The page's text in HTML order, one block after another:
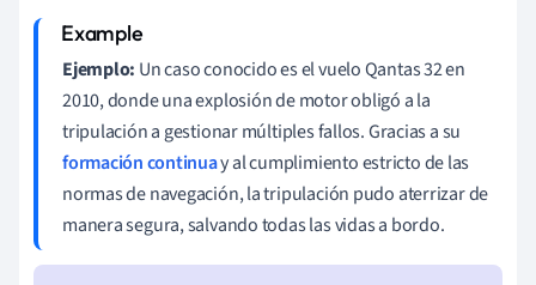
Ejemplo: Un caso conocido es el vuelo Qantas 32 en
2010, donde una explosión de motor obligó a la
tripulación a gestionar múltiples fallos. Gracias a su
formación continuay al cumplimiento estricto de las
normas de navegación, la tripulación pudo aterrizar de
manera segura, salvando todas las vidas a bordo.